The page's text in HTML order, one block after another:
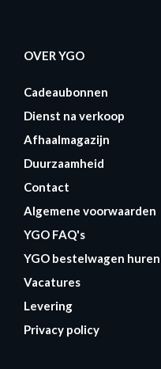
OVER YGO
Cadeaubonnen
Dienst na verkoop
Afhaalmagazijn
Duurzaamheid
Contact
Algemene voorwaarden
YGO FAQ's
YGO bestelwagen huren
Vacatures
Levering
Privacy policy